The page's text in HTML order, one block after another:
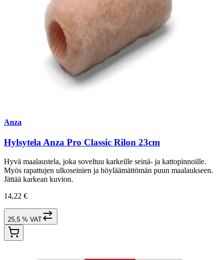
Anza
Hylsytela Anza Pro Classic Rilon 23cm
Hyvä maalaustela, joka soveltuu karkeille seinä- ja kattopinnoille.
Myös rapattujen ulkoseinien ja höyläämättömän puun maalaukseen.
Jättää karkean kuvion.
14,22 €
25,5 % VAT